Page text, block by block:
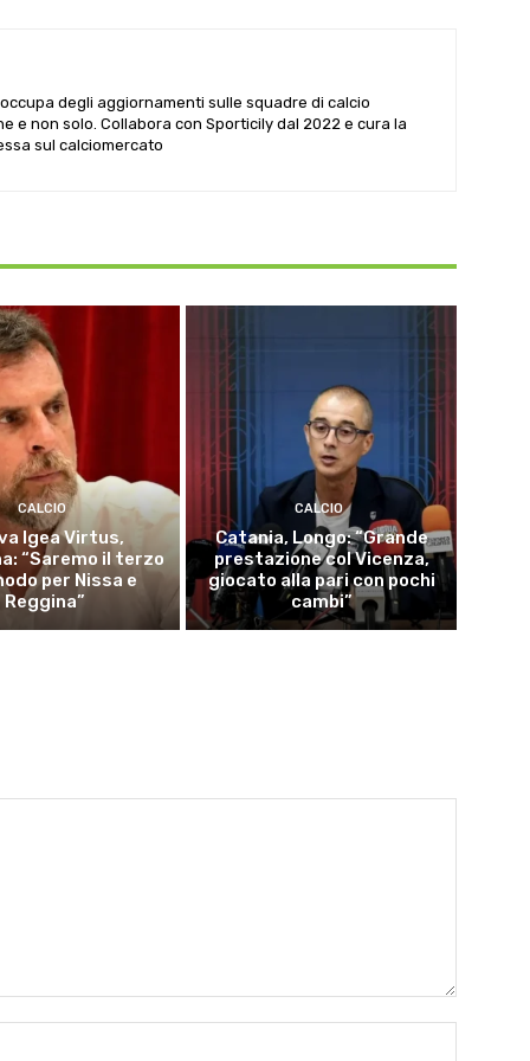
degli aggiornamenti sulle squadre di calcio
e non solo. Collabora con Sporticily dal 2022 e cura la
sul calciomercato
CALCIO
Igea Virtus,
“Saremo il terzo
per Nissa e
Reggina”
CALCIO
Catania, Longo: “Grande
prestazione col Vicenza,
giocato alla pari con pochi
cambi”